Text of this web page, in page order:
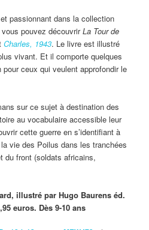
passionnant dans la collection
pouvez découvrirLa Tour de
Charles, 1943. Le livre est illustré
vivant. Et il comporte quelques
ceux qui veulent approfondir le
sur ce sujet à destination des
au vocabulaire accessible leur
cette guerre en s’identifiant à
vie des Poilus dans les tranchées
front (soldats africains,
illustré par Hugo Baurens éd.
euros. Dès 9-10 ans